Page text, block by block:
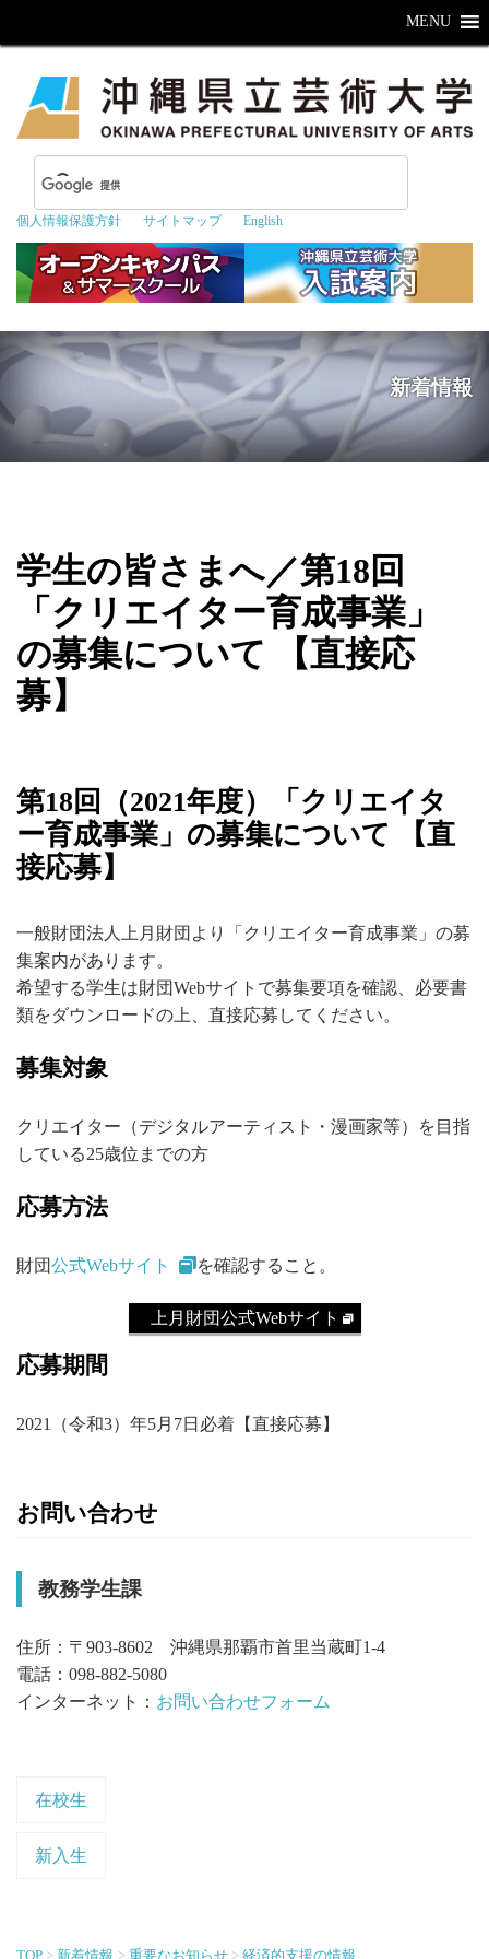
個人情報保護方針 サイトマップ English
MENU
新着情報
学生の皆さまへ／第18回
「クリエイター育成事業」
の募集について 【直接応
募】
第18回（2021年度）「クリエイタ
ー育成事業」の募集について 【直
接応募】
一般財団法人上月財団より「クリエイター育成事業」の募
集案内があります。
希望する学生は財団Webサイトで募集要項を確認、必要書
類をダウンロードの上、直接応募してください。
募集対象
クリエイター（デジタルアーティスト・漫画家等）を目指
している25歳位までの方
応募方法
財団公式Webサイト を確認すること。
上月財団公式Webサイト
応募期間
2021（令和3）年5月7日必着【直接応募】
お問い合わせ
教務学生課
住所：〒903-8602 沖縄県那覇市首里当蔵町1-4
電話：098-882-5080
インターネット： お問い合わせフォーム
在校生
新入生
TOP 新着情報 重要なお知らせ 経済的支援の情報